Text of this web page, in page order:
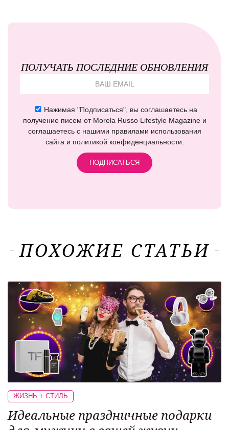
ПОЛУЧАТЬ ПОСЛЕДНИЕ ОБНОВЛЕНИЯ
Нажимая "Подписаться", вы соглашаетесь на
получение писем от Morela Russo Lifestyle Magazine и
соглашаетесь с нашими правилами использования
сайта и политикой конфиденциальности.
ПОХОЖИЕ СТАТЬИ
ЖИЗНЬ + СТИЛЬ
Идеальные праздничные подарки